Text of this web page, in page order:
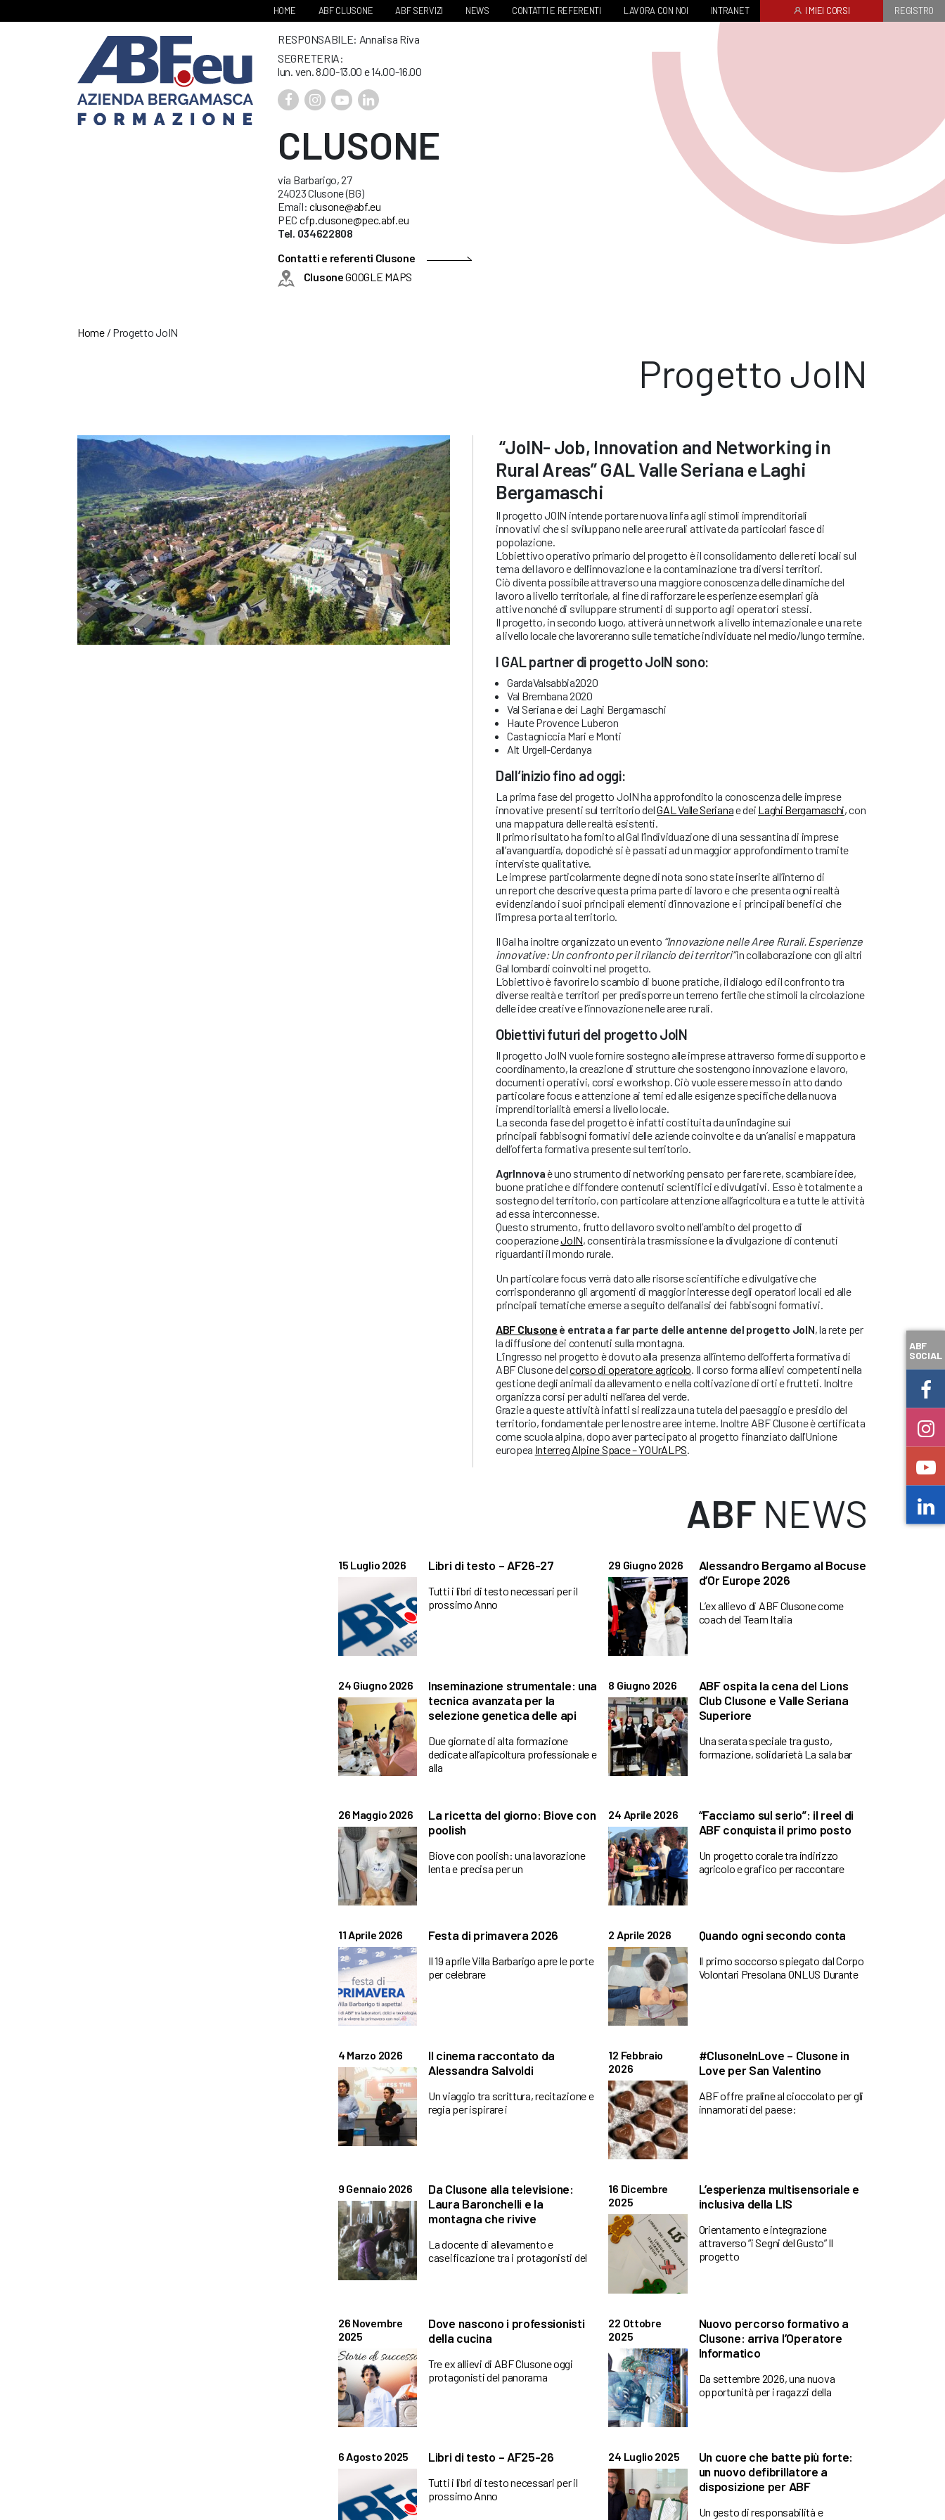
HOME ABF CLUSONE ABF SERVIZI NEWS CONTATTI E REFERENTI LAVORA CON NOI INTRANET I MIEI CORSI REGISTRO
RESPONSABILE: Annalisa Riva
SEGRETERIA:
lun. ven. 8.00-13.00 e 14.00-16.00
CLUSONE
via Barbarigo, 27
24023 Clusone (BG)
Email: clusone@abf.eu
PEC cfp.clusone@pec.abf.eu
Tel. 034622808
Contatti e referenti Clusone
ClusoneGOOGLE MAPS
Home/ Progetto JoIN
Progetto JoIN
“JoIN- Job, Innovation and Networking in
Rural Areas” GAL Valle Seriana e Laghi
Bergamaschi
Il progetto JOIN intende portare nuova linfa agli stimoli imprenditoriali
innovativi che si sviluppano nelle aree rurali attivate da particolari fasce di
popolazione.
L’obiettivo operativo primario del progetto è il consolidamento delle reti locali sul
tema del lavoro e dell’innovazione e la contaminazione tra diversi territori.
Ciò diventa possibile attraverso una maggiore conoscenza delle dinamiche del
lavoro a livello territoriale, al fine di rafforzare le esperienze esemplari già
attive nonché di sviluppare strumenti di supporto agli operatori stessi.
Il progetto, in secondo luogo, attiverà un network a livello internazionale e una rete
a livello locale che lavoreranno sulle tematiche individuate nel medio/lungo termine.
I GAL partner di progetto JoIN sono:
GardaValsabbia2020
Val Brembana 2020
Val Seriana e dei Laghi Bergamaschi
Haute Provence Luberon
Castagniccia Mari e Monti
Alt Urgell-Cerdanya
Dall’inizio fino ad oggi:
La prima fase del progetto JoIN ha approfondito la conoscenza delle imprese
innovative presenti sul territorio delGAL Valle Serianae dei Laghi Bergamaschi, con
una mappatura delle realtà esistenti.
Il primo risultato ha fornito al Gal l’individuazione di una sessantina di imprese
all’avanguardia, dopodiché si è passati ad un maggior approfondimento tramite
interviste qualitative.
Le imprese particolarmente degne di nota sono state inserite all’interno di
un report che descrive questa prima parte di lavoro e che presenta ogni realtà
evidenziando i suoi principali elementi d’innovazione e i principali benefici che
l’impresa porta al territorio.
Il Gal ha inoltre organizzato un evento “Innovazione nelle Aree Rurali. Esperienze
innovative: Un confronto per il rilancio dei territori”in collaborazione con gli altri
Gal lombardi coinvolti nel progetto.
L’obiettivo è favorire lo scambio di buone pratiche, il dialogo ed il confronto tra
diverse realtà e territori per predisporre un terreno fertile che stimoli la circolazione
delle idee creative e l’innovazione nelle aree rurali.
Obiettivi futuri del progetto JoIN
Il progetto JoIN vuole fornire sostegno alle imprese attraverso forme di supporto e
coordinamento, la creazione di strutture che sostengono innovazione e lavoro,
documenti operativi, corsi e workshop. Ciò vuole essere messo in atto dando
particolare focus e attenzione ai temi ed alle esigenze specifiche della nuova
imprenditorialità emersi a livello locale.
La seconda fase del progetto è infatti costituita da un’indagine sui
principali fabbisogni formativi delle aziende coinvolte e da un’analisi e mappatura
dell’offerta formativa presente sul territorio.
AgrInnovaè uno strumento di networking pensato per fare rete, scambiare idee,
buone pratiche e diffondere contenuti scientifici e divulgativi. Esso è totalmente a
sostegno del territorio, con particolare attenzione all’agricoltura e a tutte le attività
ad essa interconnesse.
Questo strumento, frutto del lavoro svolto nell’ambito del progetto di
cooperazioneJoIN, consentirà la trasmissione e la divulgazione di contenuti
riguardanti il mondo rurale.
Un particolare focus verrà dato alle risorse scientifiche e divulgative che
corrisponderanno gli argomenti di maggior interesse degli operatori locali ed alle
principali tematiche emerse a seguito dell’analisi dei fabbisogni formativi.
ABF Clusone è entrata a far parte delle antenne del progetto JoIN, la rete per
la diffusione dei contenuti sulla montagna.
L’ingresso nel progetto è dovuto alla presenza all’interno dell’offerta formativa di
ABF Clusone delcorso di operatore agricolo . Il corso forma allievi competenti nella
gestione degli animali da allevamento e nella coltivazione di orti e frutteti. Inoltre
organizza corsi per adulti nell’area del verde.
Grazie a queste attività infatti si realizza una tutela del paesaggio e presidio del
territorio, fondamentale per le nostre aree interne. Inoltre ABF Clusone è certificata
come scuola alpina, dopo aver partecipato al progetto finanziato dall’Unione
europea Interreg Alpine Space – YOUrALPS
ABFNEWS
15 Luglio 2026 Libri di testo – AF26-27
Tutti i libri di testo necessari per il
prossimo Anno
29 Giugno 2026
Alessandro Bergamo al Bocuse
d’Or Europe 2026
L’ex allievo di ABF Clusone come
coach del Team Italia
24 Giugno 2026
Inseminazione strumentale: una
tecnica avanzata per la
selezione genetica delle api
Due giornate di alta formazione
dedicate all’apicoltura professionale e
alla
8 Giugno 2026
ABF ospita la cena del Lions
Club Clusone e Valle Seriana
Superiore
Una serata speciale tra gusto,
formazione, solidarietà La sala bar
26 Maggio 2026
La ricetta del giorno: Biove con
poolish
Biove con poolish: una lavorazione
lenta e precisa per un
24 Aprile 2026
“Facciamo sul serio”: il reel di
ABF conquista il primo posto
Un progetto corale tra indirizzo
agricolo e grafico per raccontare
11 Aprile 2026 Festa di primavera 2026
Il 19 aprile Villa Barbarigo apre le porte
per celebrare
2 Aprile 2026 Quando ogni secondo conta
Il primo soccorso spiegato dal Corpo
Volontari Presolana ONLUS Durante
4 Marzo 2026
Il cinema raccontato da
Alessandra Salvoldi
Un viaggio tra scrittura, recitazione e
regia per ispirare i
12 Febbraio
2026
#ClusoneInLove – Clusone in
Love per San Valentino
ABF offre praline al cioccolato per gli
innamorati del paese:
9 Gennaio 2026
Da Clusone alla televisione:
Laura Baronchelli e la
montagna che rivive
La docente di allevamento e
caseificazione tra i protagonisti del
16 Dicembre
2025
L’esperienza multisensoriale e
inclusiva della LIS
Orientamento e integrazione
attraverso “i Segni del Gusto” Il
progetto
26 Novembre
2025
Dove nascono i professionisti
della cucina
Tre ex allievi di ABF Clusone oggi
protagonisti del panorama
22 Ottobre
2025
Nuovo percorso formativo a
Clusone: arriva l’Operatore
Informatico
Da settembre 2026, una nuova
opportunità per i ragazzi della
6 Agosto 2025 Libri di testo – AF25-26
Tutti i libri di testo necessari per il
prossimo Anno
24 Luglio 2025
Un cuore che batte più forte:
un nuovo defibrillatore a
disposizione per ABF
Un gesto di responsabilità e
ABF
SOCIAL